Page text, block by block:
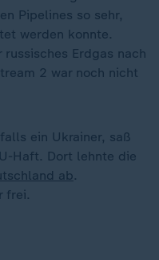
Pipelines so sehr,
werden konnte.
Erdgas nach
2 war noch nicht
ein Ukrainer, saß
Haft. Dort lehnte die
ab.
frei.